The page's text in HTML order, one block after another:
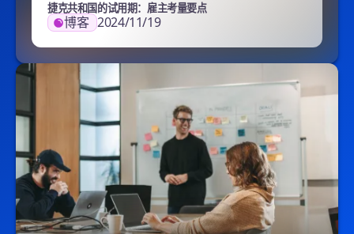
捷克共和国的试用期：雇主考量要点
博客 2024/11/19